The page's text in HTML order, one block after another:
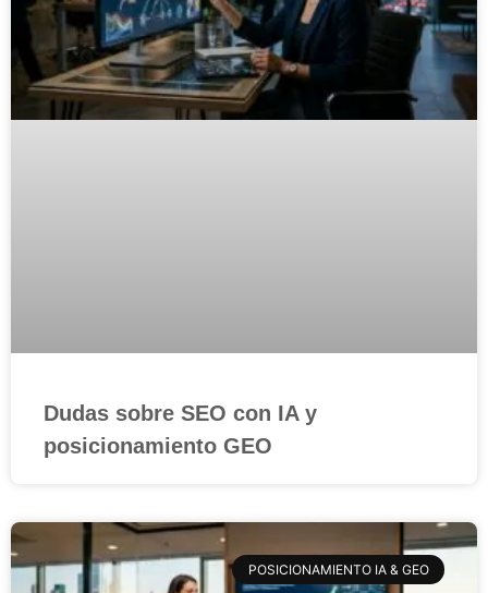
Dudas sobre SEO con IA y
posicionamiento GEO
POSICIONAMIENTO IA & GEO